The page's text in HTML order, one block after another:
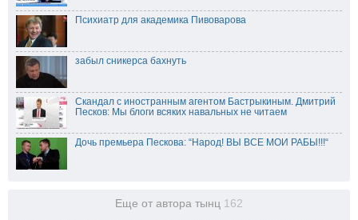
Психиатр для академика Пивоварова
забыл сникерса бахнуть
Скандал с иностранным агентом Бастрыкиным. Дмитрий
Песков: Мы блоги всяких навальных не читаем
Дочь премьера Пескова: “Народ! ВЫ ВСЕ МОИ РАБЫ!!!“
Еще от автора тынц 162